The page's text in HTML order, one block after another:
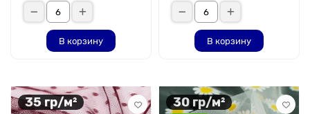
В корзину В корзину
35 гр/м² 30 гр/м²